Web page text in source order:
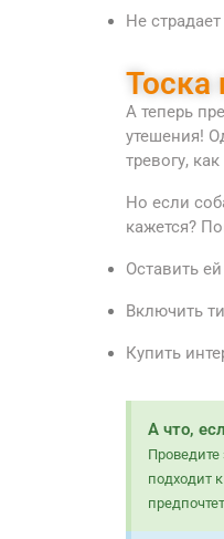
Не
Тоска
А теперь
утешения!
тревогу,
Но если
кажется?
Оставить
Включить
Купить
А что,
Проведите
подходит